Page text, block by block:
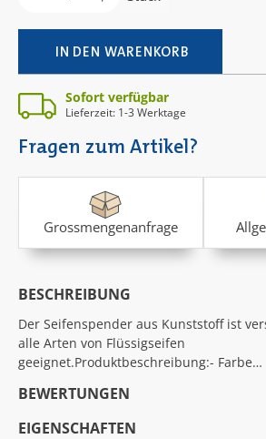
IN DEN WARENKORB
Sofort verfügbar
Lieferzeit: 1-3 Werktage
Fragen zum Artikel?
Grossmengenanfrage
BESCHREIBUNG
Der Seifenspender aus Kunststoff ist
alle Arten von Flüssigseifen
geeignet.Produktbeschreibung:- Farbe…
BEWERTUNGEN
EIGENSCHAFTEN